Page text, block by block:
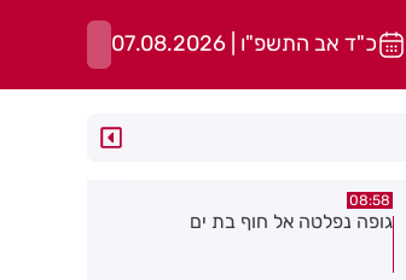
כ"ד אב התשפ"ו | 07.08.2026
08:29
חשד להצתה בשלושה מוקדים ברמת